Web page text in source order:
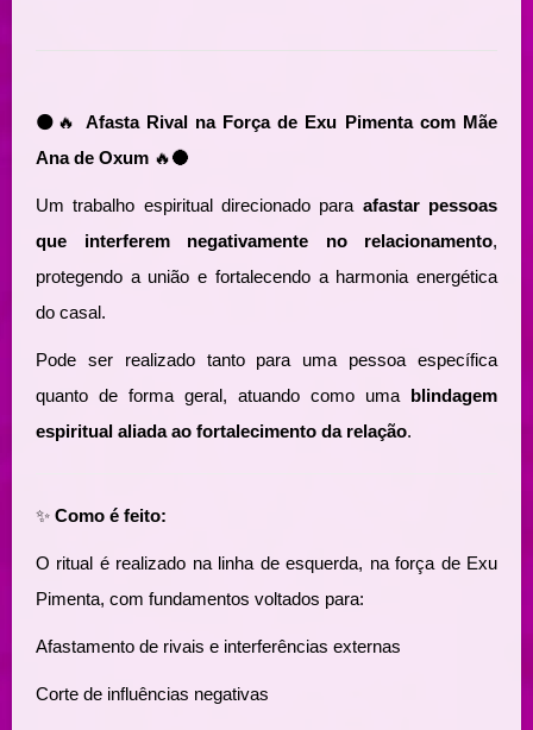
🌑🔥 Afasta Rival na Força de Exu Pimenta com Mãe
Ana de Oxum 🔥🌑
Um trabalho espiritual direcionado para afastar pessoas
que interferem negativamente no relacionamento,
protegendo a união e fortalecendo a harmonia energética
do casal.
Pode ser realizado tanto para uma pessoa específica
quanto de forma geral, atuando como uma blindagem
espiritual aliada ao fortalecimento da relação.
✨ Como é feito:
O ritual é realizado na linha de esquerda, na força de Exu
Pimenta, com fundamentos voltados para:
Afastamento de rivais e interferências externas
Corte de influências negativas